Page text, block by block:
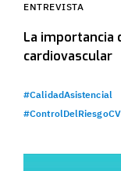
ENTREVISTA
La importancia
cardiovascular
#CalidadAsistencial
#ControlDelRiesgoCV